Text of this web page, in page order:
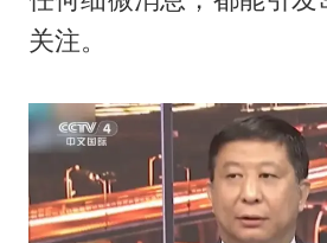
关注。